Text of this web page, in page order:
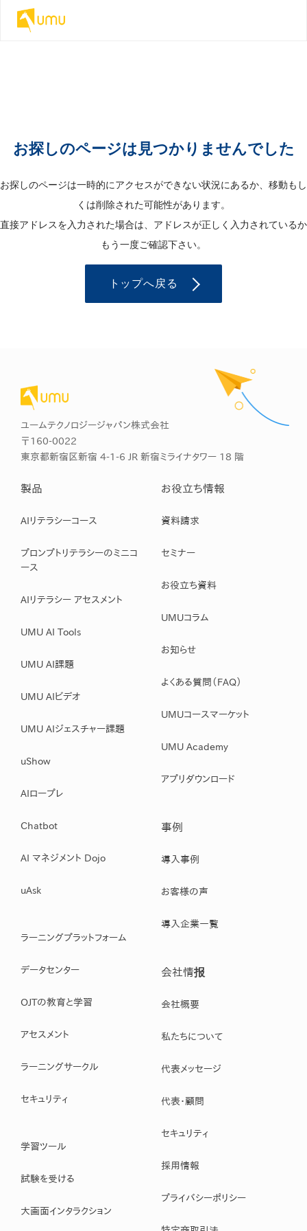
お探しのページは見つかりませんでした
お探しのページは一時的にアクセスができない状況にあるか、移動もし
くは削除された可能性があります。
直接アドレスを入力された場合は、アドレスが正しく入力されているか
もう一度ご確認下さい。
トップへ戻る
ユームテクノロジージャパン株式会社
〒160-0022
東京都新宿区新宿 4-1-6 JR 新宿ミライナタワー 18 階
製品
AIリテラシーコース
プロンプトリテラシーのミニコ
ース
AIリテラシー アセスメント
UMU AI Tools
UMU AI課題
UMU AIビデオ
UMU AIジェスチャー課題
uShow
AIロープレ
Chatbot
AI マネジメント Dojo
uAsk
ラーニングプラットフォーム
データセンター
OJTの教育と学習
アセスメント
ラーニングサークル
セキュリティ
学習ツール
試験を受ける
大画面インタラクション
お役立ち情報
資料請求
セミナー
お役立ち資料
UMUコラム
お知らせ
よくある質問（FAQ）
UMUコースマーケット
UMU Academy
アプリダウンロード
事例
導入事例
お客様の声
導入企業一覧
会社情报
会社概要
私たちについて
代表メッセージ
代表・顧問
セキュリティ
採用情報
プライバシーポリシー